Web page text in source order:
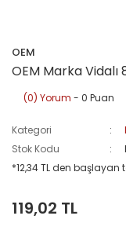
OEM
OEM Marka
(0) Yorum - 0 Puan
Kategori
Stok Kodu
*12,34 TL den başlayan
119,02 TL